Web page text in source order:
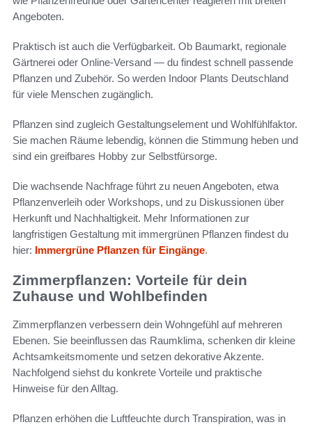
Angeboten.
Praktisch ist auch die Verfügbarkeit. Ob Baumarkt, regionale
Gärtnerei oder Online-Versand — du findest schnell passende
Pflanzen und Zubehör. So werden Indoor Plants Deutschland
für viele Menschen zugänglich.
Pflanzen sind zugleich Gestaltungselement und Wohlfühlfaktor.
Sie machen Räume lebendig, können die Stimmung heben und
sind ein greifbares Hobby zur Selbstfürsorge.
Die wachsende Nachfrage führt zu neuen Angeboten, etwa
Pflanzenverleih oder Workshops, und zu Diskussionen über
Herkunft und Nachhaltigkeit. Mehr Informationen zur
langfristigen Gestaltung mit immergrünen Pflanzen findest du
hier: Immergrüne Pflanzen für Eingänge.
Zimmerpflanzen: Vorteile für dein
Zuhause und Wohlbefinden
Zimmerpflanzen verbessern dein Wohngefühl auf mehreren
Ebenen. Sie beeinflussen das Raumklima, schenken dir kleine
Achtsamkeitsmomente und setzen dekorative Akzente.
Nachfolgend siehst du konkrete Vorteile und praktische
Hinweise für den Alltag.
Pflanzen erhöhen die Luftfeuchte durch Transpiration, was in